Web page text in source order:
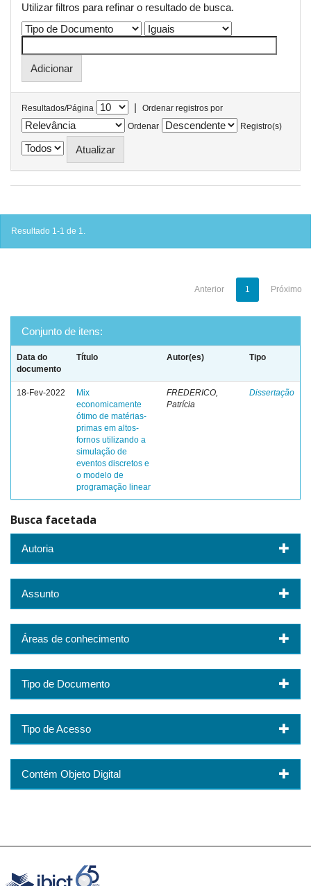
Utilizar filtros para refinar o resultado de busca.
Resultados/Página |
Ordenar registros por
Ordenar
Registro(s)
Resultado 1-1 de 1.
Anterior 1 Próximo
Conjunto de itens:
Data do
documento
Título Autor(es) Tipo
18-Fev-2022
Mix
economicamente
ótimo de matérias-
primas em altos-
fornos utilizando a
simulação de
eventos discretos e
o modelo de
programação linear
FREDERICO,
Patrícia
Dissertação
Busca facetada
Autoria
Assunto
Áreas de conhecimento
Tipo de Documento
Tipo de Acesso
Contém Objeto Digital